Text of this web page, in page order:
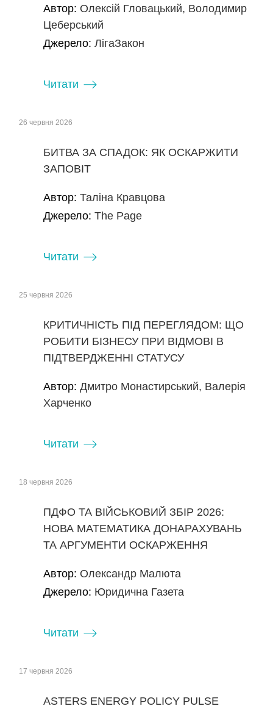
Автор: Олексій Гловацький, Володимир
Цеберський
Джерело:ЛігаЗакон
Читати
26 червня 2026
БИТВА ЗА СПАДОК: ЯК ОСКАРЖИТИ
ЗАПОВІТ
Автор:Таліна Кравцова
Джерело:The Page
Читати
25 червня 2026
КРИТИЧНІСТЬ ПІД ПЕРЕГЛЯДОМ: ЩО
РОБИТИ БІЗНЕСУ ПРИ ВІДМОВІ В
ПІДТВЕРДЖЕННІ СТАТУСУ
Автор:Дмитро Монастирський, Валерія
Харченко
Читати
18 червня 2026
ПДФО ТА ВІЙСЬКОВИЙ ЗБІР 2026:
НОВА МАТЕМАТИКА ДОНАРАХУВАНЬ
ТА АРГУМЕНТИ ОСКАРЖЕННЯ
Автор: Олександр Малюта
Джерело: Юридична Газета
Читати
17 червня 2026
ASTERS ENERGY POLICY PULSE